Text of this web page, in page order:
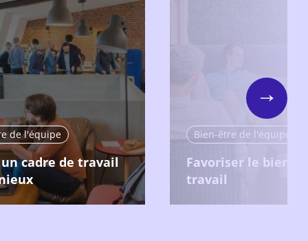
de l'équipe
cadre de travail
Bien-être de l'équipe
Favoriser le bien-
travail
Next